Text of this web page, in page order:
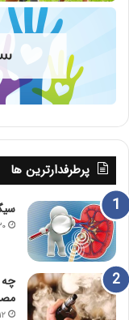
پرطرفدارترین ها
چه